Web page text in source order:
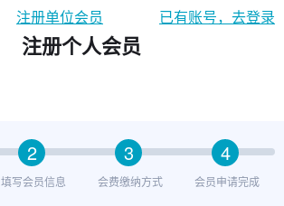
注册个人会员
注册单位会员 已有账号，去登录
2
填写会员信息
3
会费缴纳方式
4
会员申请完成